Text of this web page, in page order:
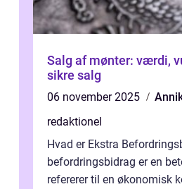
Salg af mønter: værdi,
sikre salg
06 november 2025
redaktionel
Hvad er Ekstra
befordringsbidrag er en
refererer til en økonomisk